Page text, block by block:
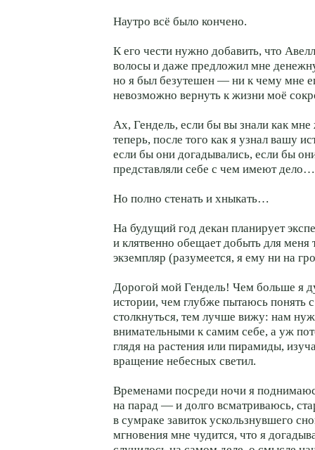
Наутро всё было кончено.
К его чести нужно добавить, что
волосы и даже предложил мне
но я был безутешен — ни к чему мне
невозможно вернуть к жизни моё
Ах, Гендель, если бы вы знали как
теперь, после того как я узнал вашу
если бы они догадывались, если бы
представляли себе с чем имеют дело…
Но полно стенать и хныкать…
На будущий год декан планирует
и клятвенно обещает добыть для меня
экземпляр (разумеется, я ему ни на
Дорогой мой Гендель! Чем больше я
истории, чем глубже пытаюсь понять
столкнуться, тем лучше вижу: нам
внимательными к самим себе, а уж
глядя на растения или пирамиды,
вращение небесных светил.
Временами посреди ночи я
на парад — и долго всматриваюсь,
в сумраке завиток ускользнувшего
мгновения мне чудится, что я